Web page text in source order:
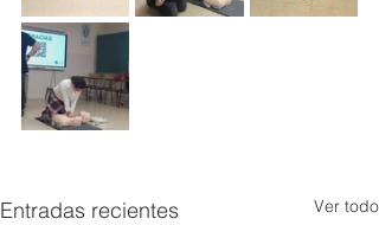
Entradas recientes Ver todo